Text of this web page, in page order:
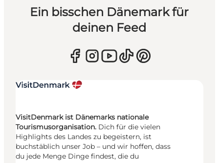
Ein bisschen Dänemark für
deinen Feed
VisitDenmark ist Dänemarks nationale
Tourismusorganisation. Dich für die vielen
Highlights des Landes zu begeistern, ist
buchstäblich unser Job – und wir hoffen, dass
du jede Menge Dinge findest, die du